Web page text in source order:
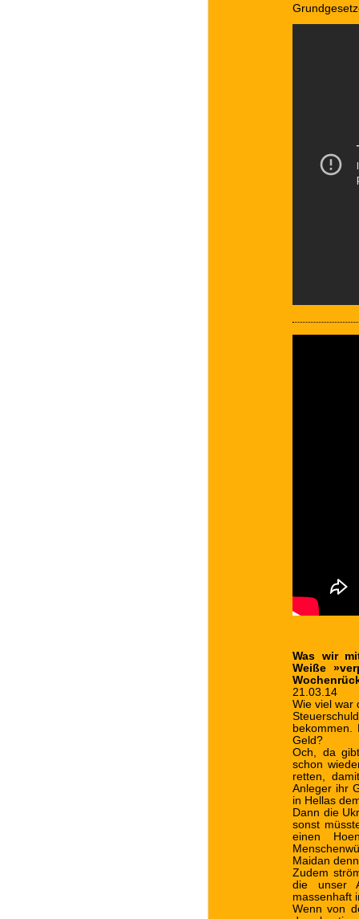
Was wir
Weiße
21.03.14
Wie viel war
bekommen.
Geld?
Och, da
schon
retten,
Anleger ihr
in Hellas
Dann die
sonst
einen
Maidan
Zudem
die unser
massenhaft
Wenn von